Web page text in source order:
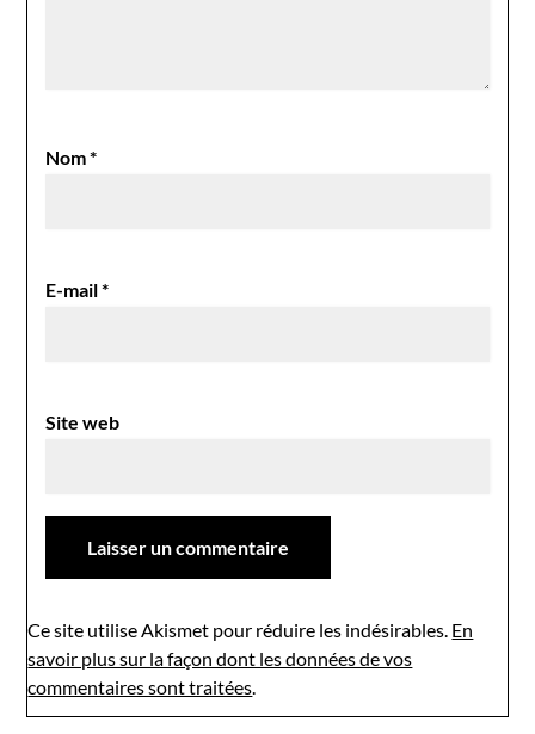
Nom*
E-mail*
Site web
Ce site utilise Akismet pour réduire les indésirables. En
savoir plus sur la façon dont les données de vos
commentaires sont traitées.